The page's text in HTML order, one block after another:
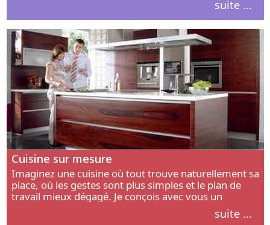
suite ...
Cuisine sur mesure
Imaginez une cuisine où tout trouve naturellement sa
place, où les gestes sont plus simples et le plan de
travail mieux dégagé. Je conçois avec vous un
aménagement adapté à votre manière de cuisiner, de
suite ...